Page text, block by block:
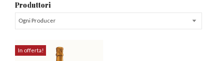
Produttori
Ogni Producer
In offerta!